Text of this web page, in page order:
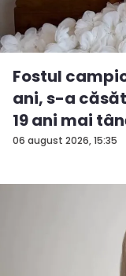
06 august 2026, 15:35
Fostul
ani, s-a
19 ani mai